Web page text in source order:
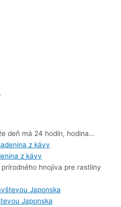
deň má 24 hodín, hodina...
z kávy
hnojiva pre rastliny
Japonska